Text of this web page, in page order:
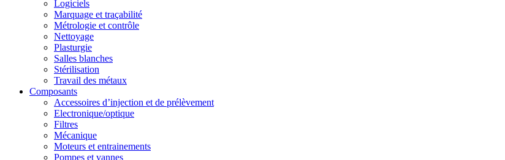
Logiciels
Marquage et traçabilité
Métrologie et contrôle
Nettoyage
Plasturgie
Salles blanches
Stérilisation
Travail des métaux
Composants
Accessoires d’injection et de prélèvement
Electronique/optique
Filtres
Mécanique
Moteurs et entrainements
Pompes et vannes